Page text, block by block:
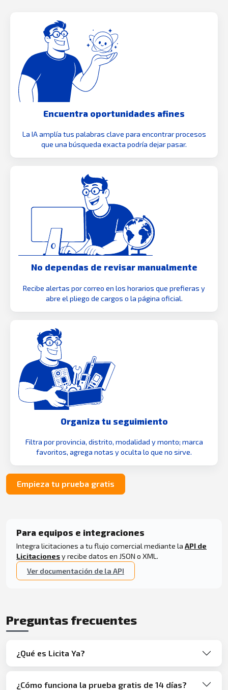
Encuentra oportunidades afines
La IA amplía tus palabras clave para encontrar procesos
que una búsqueda exacta podría dejar pasar.
No dependas de revisar manualmente
Recibe alertas por correo en los horarios que prefieras y
abre el pliego de cargos o la página oficial.
Organiza tu seguimiento
Filtra por provincia, distrito, modalidad y monto; marca
favoritos, agrega notas y oculta lo que no sirve.
Empieza tu prueba gratis
Para equipos e integraciones
Integra licitaciones a tu flujo comercial mediante la API de
Licitacionesy recibe datos en JSON o XML.
Ver documentación de la API
Preguntas frecuentes
¿Qué es Licita Ya?
¿Cómo funciona la prueba gratis de 14 días?